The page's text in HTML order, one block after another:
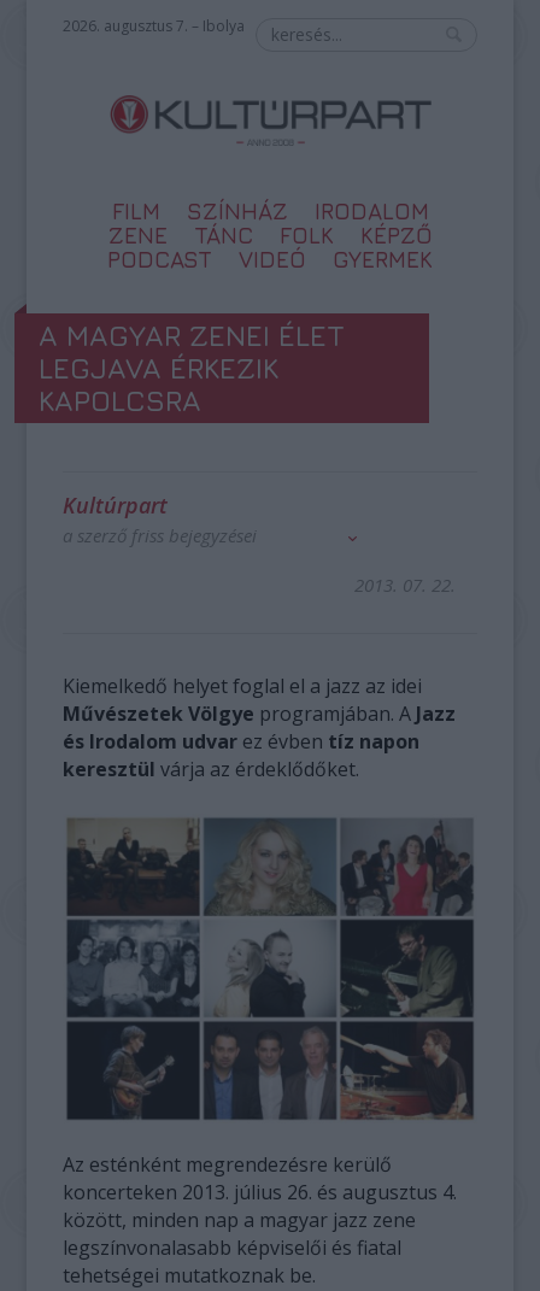
2026. augusztus 7. – Ibolya
FILM SZÍNHÁZ
IRODALOM
ZENE
TÁNC FOLK
KÉPZŐ
PODCAST
VIDEÓ GYERMEK
A MAGYAR ZENEI ÉLET
LEGJAVA ÉRKEZIK
KAPOLCSRA
Kultúrpart
a szerző friss bejegyzései
2013. 07. 22.
Kiemelkedő helyet foglal el a jazz az idei
Művészetek Völgye programjában. A Jazz
és Irodalom udvar ez évben tíz napon
keresztül várja az érdeklődőket.
Az esténként megrendezésre kerülő
koncerteken 2013. július 26. és augusztus 4.
között, minden nap a magyar jazz zene
legszínvonalasabb képviselői és fiatal
tehetségei mutatkoznak be.